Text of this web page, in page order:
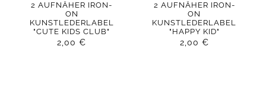
2 AUFNÄHER IRON-
ON
KUNSTLEDERLABEL
"CUTE KIDS CLUB"
2,00€
2 AUFNÄHER IRON-
ON
KUNSTLEDERLABEL
"HAPPY KID"
2,00 €